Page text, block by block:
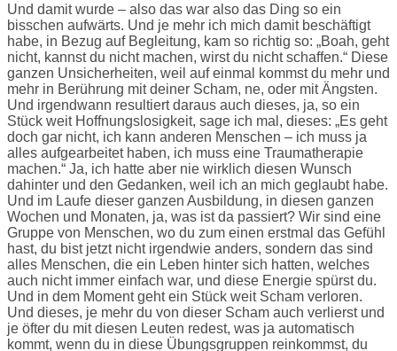
Und damit wurde – also das war also das Ding so ein
bisschen aufwärts. Und je mehr ich mich damit beschäftigt
habe, in Bezug auf Begleitung, kam so richtig so: „Boah, geht
nicht, kannst du nicht machen, wirst du nicht schaffen.“ Diese
ganzen Unsicherheiten, weil auf einmal kommst du mehr und
mehr in Berührung mit deiner Scham, ne, oder mit Ängsten.
Und irgendwann resultiert daraus auch dieses, ja, so ein
Stück weit Hoffnungslosigkeit, sage ich mal, dieses: „Es geht
doch gar nicht, ich kann anderen Menschen – ich muss ja
alles aufgearbeitet haben, ich muss eine Traumatherapie
machen.“ Ja, ich hatte aber nie wirklich diesen Wunsch
dahinter und den Gedanken, weil ich an mich geglaubt habe.
Und im Laufe dieser ganzen Ausbildung, in diesen ganzen
Wochen und Monaten, ja, was ist da passiert? Wir sind eine
Gruppe von Menschen, wo du zum einen erstmal das Gefühl
hast, du bist jetzt nicht irgendwie anders, sondern das sind
alles Menschen, die ein Leben hinter sich hatten, welches
auch nicht immer einfach war, und diese Energie spürst du.
Und in dem Moment geht ein Stück weit Scham verloren.
Und dieses, je mehr du von dieser Scham auch verlierst und
je öfter du mit diesen Leuten redest, was ja automatisch
kommt, wenn du in diese Übungsgruppen reinkommst, du